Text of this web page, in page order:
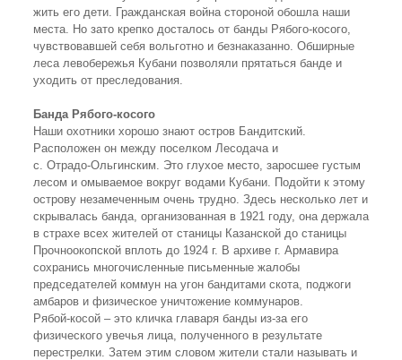
жить его дети. Гражданская война стороной обошла наши
места. Но зато крепко досталось от банды Рябого-косого,
чувствовавшей себя вольготно и безнаказанно. Обширные
леса левобережья Кубани позволяли прятаться банде и
уходить от преследования.
Банда Рябого-косого
Наши охотники хорошо знают остров Бандитский.
Расположен он между поселком Лесодача и
с. Отрадо-Ольгинским. Это глухое место, заросшее густым
лесом и омываемое вокруг водами Кубани. Подойти к этому
острову незамеченным очень трудно. Здесь несколько лет и
скрывалась банда, организованная в 1921 году, она держала
в страхе всех жителей от станицы Казанской до станицы
Прочноокопской вплоть до 1924 г. В архиве г. Армавира
сохранись многочисленные письменные жалобы
председателей коммун на угон бандитами скота, поджоги
амбаров и физическое уничтожение коммунаров.
Рябой-косой – это кличка главаря банды из-за его
физического увечья лица, полученного в результате
перестрелки. Затем этим словом жители стали называть и